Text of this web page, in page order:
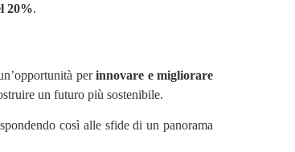
20%.
perinnovare e migliorare
un futuro più sostenibile.
così alle sfide di un panorama